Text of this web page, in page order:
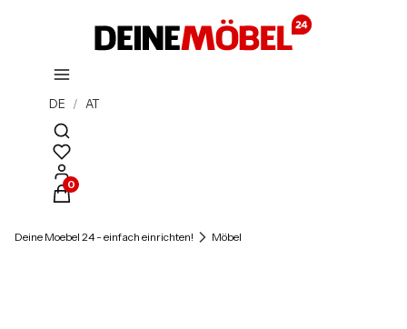
DE / AT
Suchmaschine öffnen
Produkte im Warenkorb: 0. Details anzeigen
Deine Moebel 24 - einfach einrichten! Möbel